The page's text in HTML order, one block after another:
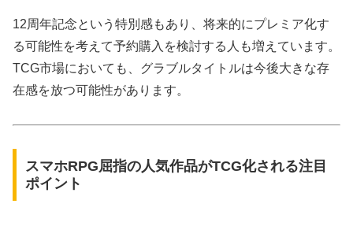
12周年記念という特別感もあり、将来的にプレミア化す
る可能性を考えて予約購入を検討する人も増えています。
TCG市場においても、グラブルタイトルは今後大きな存
在感を放つ可能性があります。
スマホRPG屈指の人気作品がTCG化される注目
ポイント